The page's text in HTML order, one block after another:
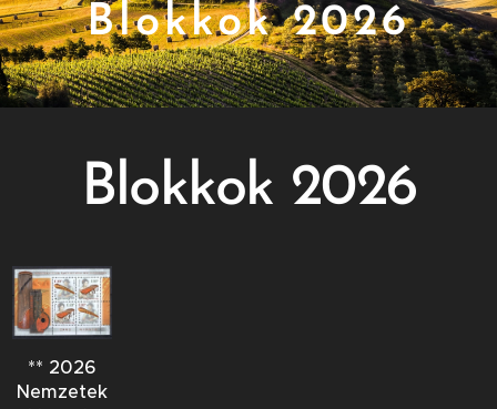
Blokkok 2026
Blokkok 2026
** 2026
Nemzetek